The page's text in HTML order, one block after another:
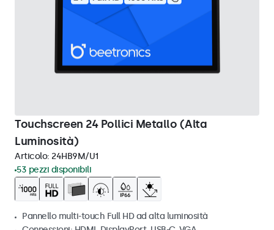
Touchscreen 24 Pollici Metallo (Alta
Luminosità)
Articolo: 24HB9M/U1
53 pezzi disponibili
Pannello multi-touch Full HD ad alta luminosità